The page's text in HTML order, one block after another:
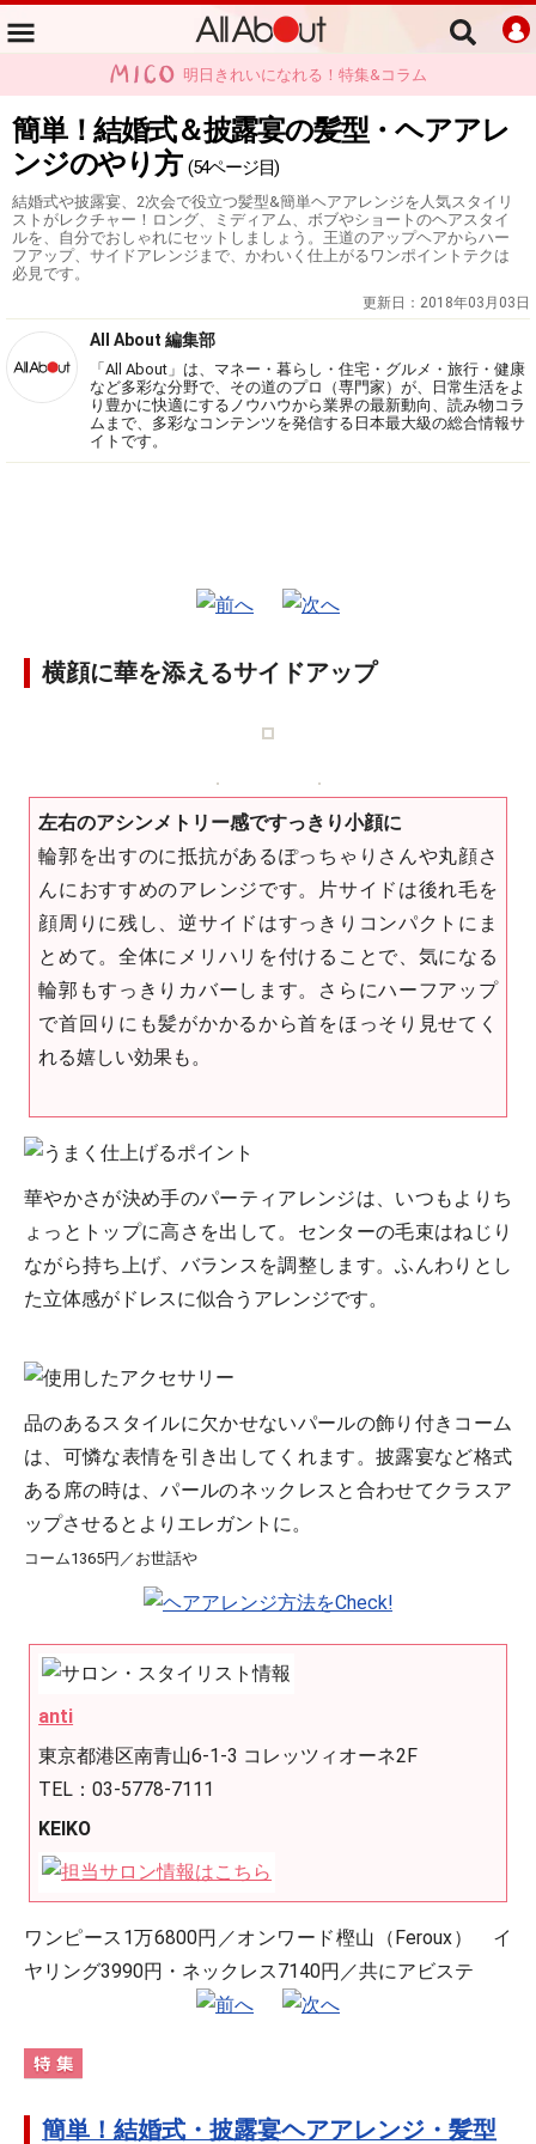
明日きれいになれる！特集&コラム
簡単！結婚式＆披露宴の髪型・ヘアアレ
ンジのやり方 (54ページ目)
結婚式や披露宴、2次会で役立つ髪型&簡単ヘアアレンジを人気スタイリ
ストがレクチャー！ロング、ミディアム、ボブやショートのヘアスタイ
ルを、自分でおしゃれにセットしましょう。王道のアップヘアからハー
フアップ、サイドアレンジまで、かわいく仕上がるワンポイントテクは
必見です。
更新日： 2018年03月03日
All About 編集部
「All About」は、マネー・暮らし・住宅・グルメ・旅行・健康
など多彩な分野で、その道のプロ（専門家）が、日常生活をよ
り豊かに快適にするノウハウから業界の最新動向、読み物コラ
ムまで、多彩なコンテンツを発信する日本最大級の総合情報サ
イトです。
横顔に華を添えるサイドアップ
左右のアシンメトリー感ですっきり小顔に
輪郭を出すのに抵抗があるぽっちゃりさんや丸顔さ
んにおすすめのアレンジです。片サイドは後れ毛を
顔周りに残し、逆サイドはすっきりコンパクトにま
とめて。全体にメリハリを付けることで、気になる
輪郭もすっきりカバーします。さらにハーフアップ
で首回りにも髪がかかるから首をほっそり見せてく
れる嬉しい効果も。
華やかさが決め手のパーティアレンジは、いつもよりち
ょっとトップに高さを出して。センターの毛束はねじり
ながら持ち上げ、バランスを調整します。ふんわりとし
た立体感がドレスに似合うアレンジです。
品のあるスタイルに欠かせないパールの飾り付きコーム
は、可憐な表情を引き出してくれます。披露宴など格式
ある席の時は、パールのネックレスと合わせてクラスア
ップさせるとよりエレガントに。
コーム1365円／お世話や
anti
東京都港区南青山6-1-3 コレッツィオーネ2F
TEL：03-5778-7111
KEIKO
ワンピース1万6800円／オンワード樫山（Feroux） イ
ヤリング3990円・ネックレス7140円／共にアビステ
簡単！結婚式・披露宴ヘアアレンジ・髪型